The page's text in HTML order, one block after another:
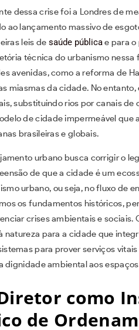
dessa crise foi a Londres de
ao lançamento massivo de
leis de saúde públicae para o
técnica do urbanismo
avenidas, como a reforma de
miasmas da cidade. No
substituindo rios por canais
de cidade impermeável que
brasileiras e globais.
urbano busca corrigir o
de que a cidade é um
urbano, ou seja, no fluxo de
os fundamentos históricos,
crises ambientais e
natureza para a cidade que
para prover serviços
dignidade ambiental aos
como
de